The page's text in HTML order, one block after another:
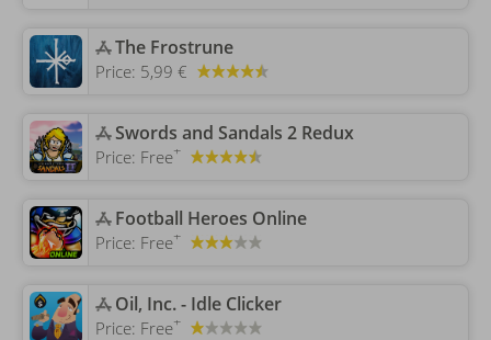
‎The Frostrune
Price: 5,99 €
‎Swords and Sandals 2 Redux
Price: Free+
‎Football Heroes Online
Price: Free+
‎Oil, Inc. - Idle Clicker
Price: Free+